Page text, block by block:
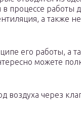
процессе работы
а также
его работы, а
можете
воздуха через